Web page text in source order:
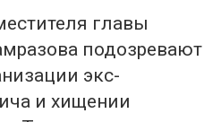
главы
подозревают
экс-
и хищении